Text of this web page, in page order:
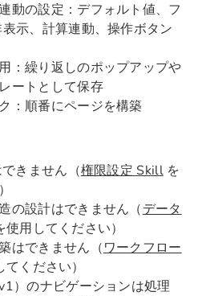
動の設定：デフォルト値、フ
示、計算連動、操作ボタン
：繰り返しのポップアップや
ートとして保存
：順番にページを構築
きません（権限設定 Skillを
の設計はできません（データ
使用してください）
はできません（ワークフロー
てください）
）のナビゲーションは処理